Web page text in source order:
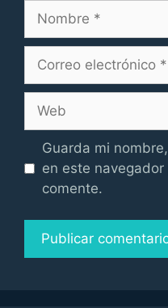
Nombre
Correo
Web
Guarda mi
en este
comente.